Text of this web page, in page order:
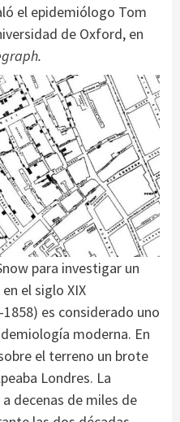
el epidemiólogo Tom
de Oxford, en
para investigar un
el siglo XIX
es considerado uno
moderna. En
el terreno un brote
Londres. La
decenas de miles de